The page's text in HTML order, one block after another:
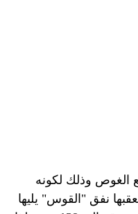
الغوص وذلك لكونه
نفق "القوس" يليها